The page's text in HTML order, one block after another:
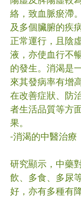
絡，致血脈瘀滯
及多個臟腑的疾
正常運行，且陰
液，亦使血行不
的發生。消渴是
來其發病率有增
在改善症狀、防
者生活品質等方
果。
-消渴的中醫治療
研究顯示，中藥
飲、多食、多尿
好，亦有多種有